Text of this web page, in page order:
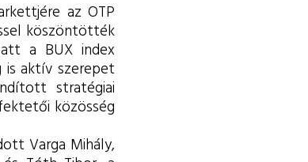
az OTP
köszöntötték
a BUX index
is aktív szerepet
stratégiai
közösség
Varga Mihály,